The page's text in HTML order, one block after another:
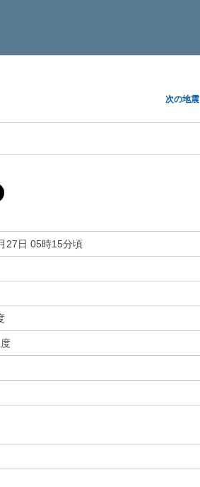
次の地震
27日 05時15分頃